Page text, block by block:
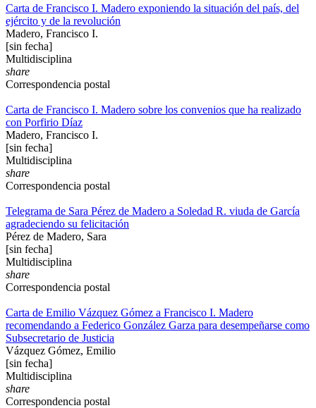
Carta de Francisco I. Madero exponiendo la situación del país, del
ejército y de la revolución
Madero, Francisco I.
[sin fecha]
Multidisciplina
share
Correspondencia postal
Carta de Francisco I. Madero sobre los convenios que ha realizado
con Porfirio Díaz
Madero, Francisco I.
[sin fecha]
Multidisciplina
share
Correspondencia postal
Telegrama de Sara Pérez de Madero a Soledad R. viuda de García
agradeciendo su felicitación
Pérez de Madero, Sara
[sin fecha]
Multidisciplina
share
Correspondencia postal
Carta de Emilio Vázquez Gómez a Francisco I. Madero
recomendando a Federico González Garza para desempeñarse como
Subsecretario de Justicia
Vázquez Gómez, Emilio
[sin fecha]
Multidisciplina
share
Correspondencia postal